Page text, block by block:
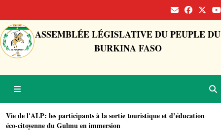
ASSEMBLÉE LÉGISLATIVE DU PEUPLE DU
BURKINA FASO
Vie de l'ALP: les participants à la sortie touristique et d’éducation
éco-citoyenne du Gulmu en immersion